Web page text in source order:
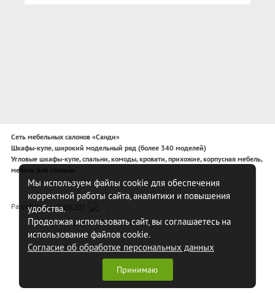
Сеть мебельных салонов «Санди»
Шкафы-купе, широкий модельный ряд (более 340 моделей)
Угловые шкафы-купе, спальни, комоды, кровати, прихожие, корпусная мебель,
мебель для спальни
Разработка — Сайт НН
Мы используем файлы cookie для обеспечения
корректной работы сайта, аналитики и повышения
удобства.
Продолжая использовать сайт, вы соглашаетесь на
использование файлов cookie.
Согласие об обработке персональных данных
Принимаю